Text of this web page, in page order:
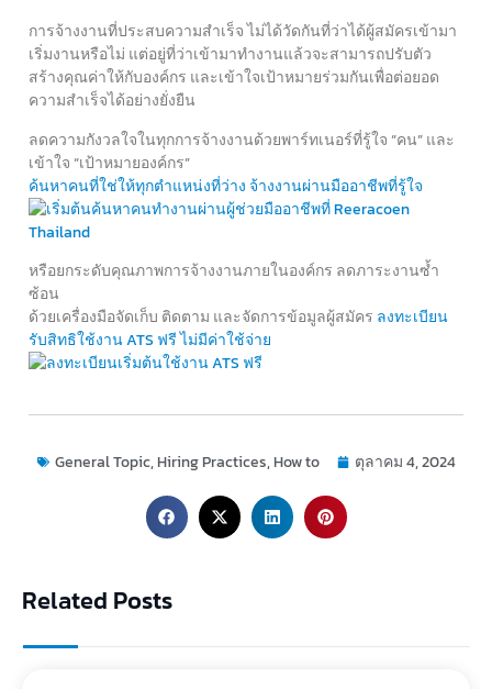
การจ้างงานที่ประสบความสำเร็จ ไม่ได้วัดกันที่ว่าได้ผู้สมัครเข้ามา
เริ่มงานหรือไม่ แต่อยู่ที่ว่าเข้ามาทำงานแล้วจะสามารถปรับตัว
สร้างคุณค่าให้กับองค์กร และเข้าใจเป้าหมายร่วมกันเพื่อต่อยอด
ความสำเร็จได้อย่างยั่งยืน
ลดความกังวลใจในทุกการจ้างงานด้วยพาร์ทเนอร์ที่รู้ใจ “คน” และ
เข้าใจ “เป้าหมายองค์กร”
ค้นหาคนที่ใช่ให้ทุกตำแหน่งที่ว่าง จ้างงานผ่านมืออาชีพที่รู้ใจ
หรือยกระดับคุณภาพการจ้างงานภายในองค์กร ลดภาระงานซ้ำ
ซ้อน
ด้วยเครื่องมือจัดเก็บ ติดตาม และจัดการข้อมูลผู้สมัคร ลงทะเบียน
รับสิทธิใช้งาน ATS ฟรี ไม่มีค่าใช้จ่าย
General Topic,Hiring Practices,How to ตุลาคม 4, 2024
Related Posts